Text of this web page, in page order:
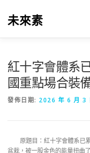
未來素
紅十字會體系
國重點場合裝
發佈日期: 2026 年 6 月 3
原題目：紅十字會體系已
盆栽，被一股金色的能量扭曲